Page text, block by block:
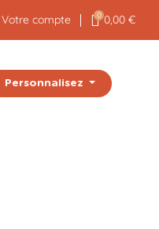
Votre compte 0 0,00 €
Personnalisez